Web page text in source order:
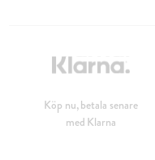
Köp nu, betala senare
med Klarna